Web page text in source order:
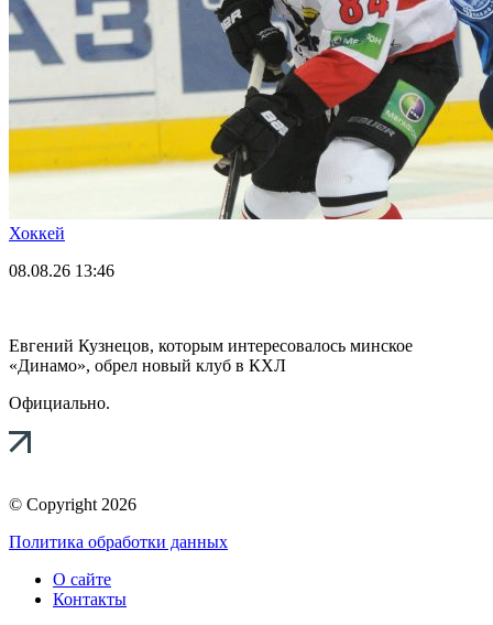
Хоккей
08.08.26 13:46
Евгений Кузнецов, которым интересовалось минское
«Динамо», обрел новый клуб в КХЛ
Официально.
© Copyright 2026
Политика обработки данных
О сайте
Контакты